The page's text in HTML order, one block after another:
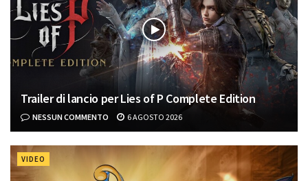
Trailer di lancio per Lies of P Complete Edition
NESSUN COMMENTO 6 AGOSTO 2026
VIDEO